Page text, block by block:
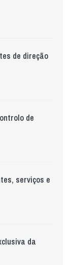
de direção
de
serviços e
da